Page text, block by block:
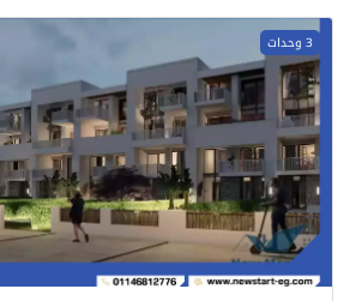
3 وحدات